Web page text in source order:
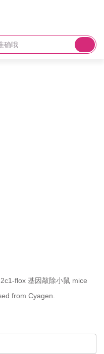
flox 基因敲除小鼠 mice
from Cyagen.